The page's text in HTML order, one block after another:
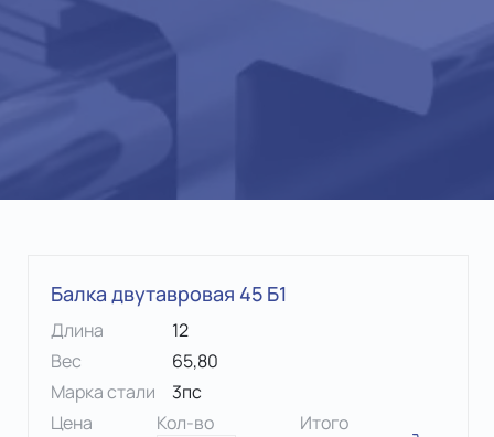
Балка двутавровая 45 Б1
Длина
12
Вес
65,80
Марка стали
3пс
Цена
Кол-во
Итого